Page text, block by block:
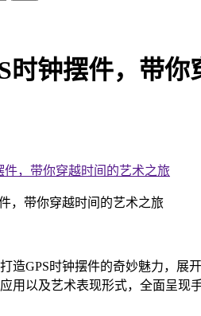
时钟摆件，带
件，带你穿越时间的艺术之旅
带你穿越时间的艺术之旅
GPS时钟摆件的奇妙魅力，展开
用以及艺术表现形式，全面呈现